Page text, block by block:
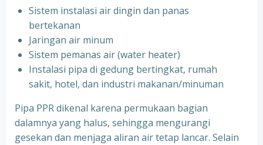
Sistem instalasi air dingin dan panas
bertekanan
⁠Jaringan air minum
⁠Sistem pemanas air (water heater)
⁠Instalasi pipa di gedung bertingkat, rumah
sakit, hotel, dan industri makanan/minuman
Pipa PPR dikenal karena permukaan bagian
dalamnya yang halus, sehingga mengurangi
gesekan dan menjaga aliran air tetap lancar. Selain